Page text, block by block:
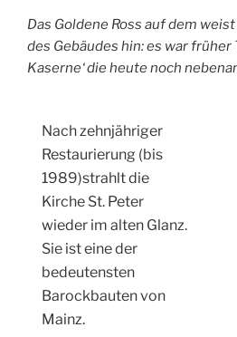
Das Goldene Ross auf dem
des Gebäudes hin: es war früher
Kaserne‘ die heute noch
Nach zehnjähriger
Restaurierung (bis
1989)strahlt die
Kirche St. Peter
wieder im alten Glanz.
Sie ist eine der
bedeutensten
Barockbauten von
Mainz.